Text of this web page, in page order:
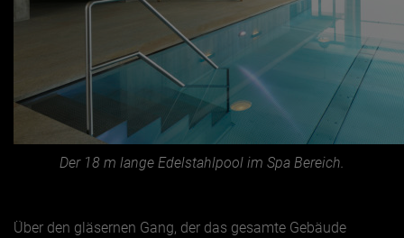
Der 18 m lange Edelstahlpool im Spa Bereich.
Über den gläsernen Gang, der das gesamte Gebäude